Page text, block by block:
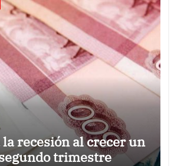
recesión al crecer un
trimestre